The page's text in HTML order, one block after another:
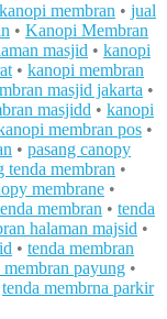
membran • jual
• Kanopi Membran
masjid • kanopi
• kanopi membran
masjid jakarta •
masjidd • kanopi
membran pos •
• pasang canopy
tenda membran •
membrane •
membran • tenda
halaman majsid •
• tenda membran
membran payung •
tenda membrna parkir